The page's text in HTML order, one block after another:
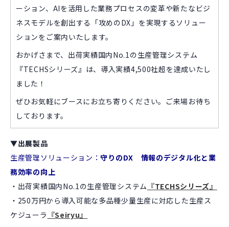
ーション、AIを活用した業務プロセスの変革や新たなビジ
ネスモデルを創出する「攻めのDX」を実現するソリュー
ションをご案内いたします。
おかげさまで、出荷実績国内No.1の生産管理システム
『TECHSシリーズ』は、導入実績4,500社超を達成いたし
ました！
ぜひお気軽にブースにお立ち寄りください。ご来場お待ち
しております。
▼出展製品
生産管理ソリューション：守りのDX 情報のデジタル化と業
務効率の向上
・出荷実績国内No.1の生産管理システム 『TECHSシリーズ』
・250万円から導入可能な多品種少量生産に対応した生産ス
ケジューラ 『Seiryu』